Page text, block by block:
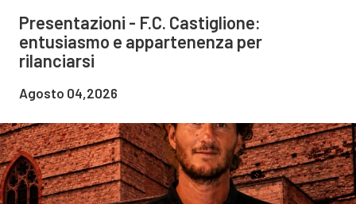
Presentazioni - F.C. Castiglione:
entusiasmo e appartenenza per
rilanciarsi
Agosto 04,2026